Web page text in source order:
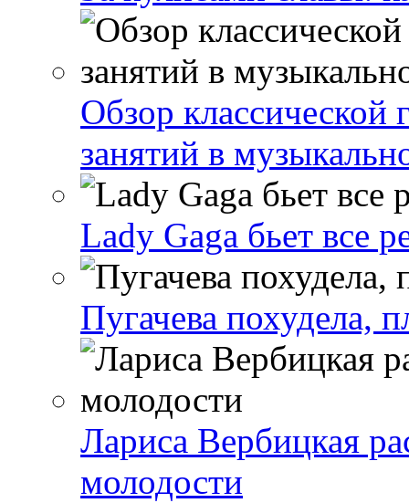
Обзор классической
занятий в
Lady Gaga бьет все
Пугачева похудела,
Лариса Вербицкая
молодости